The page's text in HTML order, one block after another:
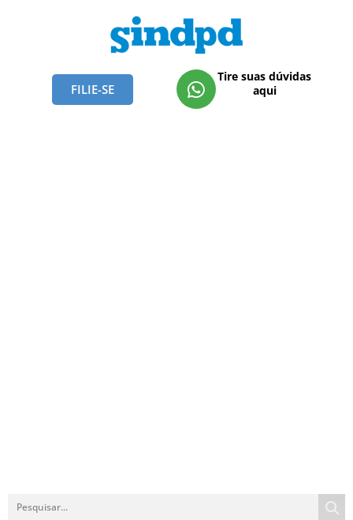
FILIE-SE
Tire suas dúvidas
aqui